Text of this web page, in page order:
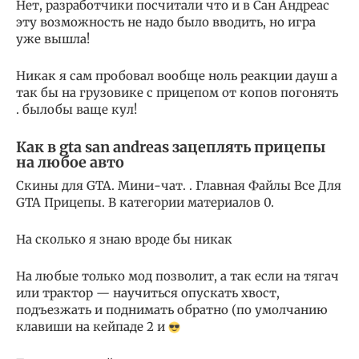
Нет, разработчики посчитали что и в Сан Андреас
эту возможность не надо было вводить, но игра
уже вышла!
Никак я сам пробовал вообще ноль реакции дауш а
так бы на грузовике с прицепом от копов погонять
. былобы ваще кул!
Как в gta san andreas зацеплять прицепы
на любое авто
Скины для GTA. Мини-чат. . Главная Файлы Все Для
GTA Прицепы. В категории материалов 0.
На сколько я знаю вроде бы никак
На любые только мод позволит, а так если на тягач
или трактор — научиться опускать хвост,
подъезжать и поднимать обратно (по умолчанию
клавиши на кейпаде 2 и